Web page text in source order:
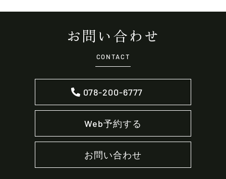
お問い合わせ
CONTACT
078-200-6777
Web予約する
お問い合わせ